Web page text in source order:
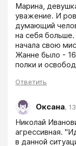
Марина,
уважение. И
думающий
на себя
начала свою
Жанне было - 16
полки и
Ответить
Оксана,
Николай
агрессивная.
в данной